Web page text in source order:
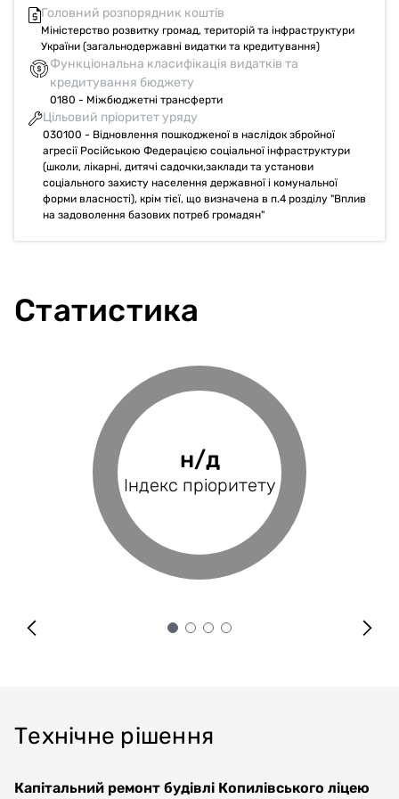
Головний розпорядник коштів
Міністерство розвитку громад, територій та інфраструктури
України (загальнодержавні видатки та кредитування)
Функціональна класифікація видатків та
кредитування бюджету
0180 - Міжбюджетні трансферти
Цільовий пріоритет уряду
030100 - Відновлення пошкодженої в наслідок збройної
агресії Російською Федерацією соціальної інфраструктури
(школи, лікарні, дитячі садочки,заклади та установи
соціального захисту населення державної і комунальної
форми власності), крім тієї, що визначена в п.4 розділу "Вплив
на задоволення базових потреб громадян"
Статистика
н/д
Індекс пріоритету
32.59%
Фінансове
покриття
н/д
Індекс BRP
н/д
Оцінка проєкту
Технічне рішення
Капітальний ремонт будівлі Копилівського ліцею